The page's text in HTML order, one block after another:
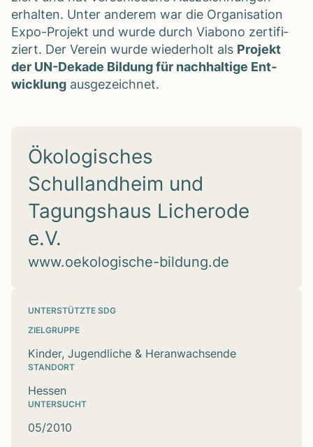
erhal­ten. Unter ande­rem war die Orga­ni­sa­tion
Expo-Pro­jekt und wurde durch Viabono zer­ti­fi­
ziert. Der Ver­ein wurde wie­der­holt als Pro­jekt
der UN-Dekade Bil­dung für nach­hal­tige Ent­
wick­lung aus­ge­zeich­net.
Ökologisches
Schullandheim und
Tagungshaus Licherode
e.V.
www.oekologische-bildung.de
UNTERSTÜTZTE SDG
ZIELGRUPPE
Kinder, Jugendliche & Heranwachsende
STANDORT
Hessen
UNTERSUCHT
05/2010